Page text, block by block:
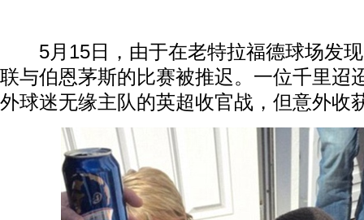
5月15日，由于在老特拉福德球场发现
联与伯恩茅斯的比赛被推迟。一位千里迢
外球迷无缘主队的英超收官战，但意外收